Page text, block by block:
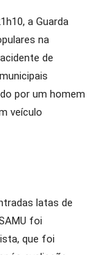
a Guarda
na
de
por um homem
veículo
latas de
foi
que foi